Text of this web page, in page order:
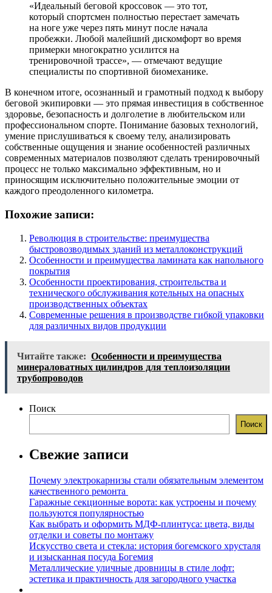
«Идеальный беговой кроссовок — это тот,
который спортсмен полностью перестает замечать
на ноге уже через пять минут после начала
пробежки. Любой малейший дискомфорт во время
примерки многократно усилится на
тренировочной трассе», — отмечают ведущие
специалисты по спортивной биомеханике.
В конечном итоге, осознанный и грамотный подход к выбору
беговой экипировки — это прямая инвестиция в собственное
здоровье, безопасность и долголетие в любительском или
профессиональном спорте. Понимание базовых технологий,
умение прислушиваться к своему телу, анализировать
собственные ощущения и знание особенностей различных
современных материалов позволяют сделать тренировочный
процесс не только максимально эффективным, но и
приносящим исключительно положительные эмоции от
каждого преодоленного километра.
Похожие записи:
Революция в строительстве: преимущества
быстровозводимых зданий из металлоконструкций
Особенности и преимущества ламината как напольного
покрытия
Особенности проектирования, строительства и
технического обслуживания котельных на опасных
производственных объектах
Современные решения в производстве гибкой упаковки
для различных видов продукции
Читайте также: Особенности и преимущества
минераловатных цилиндров для теплоизоляции
трубопроводов
Поиск
Поиск
Свежие записи
Почему электрокарнизы стали обязательным элементом
качественного ремонта
Гаражные секционные ворота: как устроены и почему
пользуются популярностью
Как выбрать и оформить МДФ-плинтуса: цвета, виды
отделки и советы по монтажу
Искусство света и стекла: история богемского хрусталя
и изысканная посуда Богемия
Металлические уличные дровницы в стиле лофт:
эстетика и практичность для загородного участка